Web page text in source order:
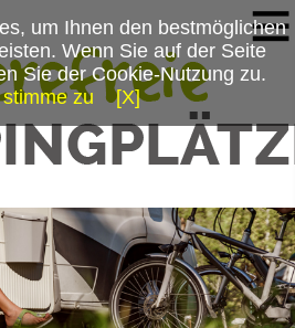
um Ihnen den bestmöglichen
Wenn Sie auf der Seite
Sie der Cookie-Nutzung zu.
zu
[X]